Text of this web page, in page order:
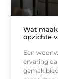
Wat
opzichte
Een
ervaring
gemak